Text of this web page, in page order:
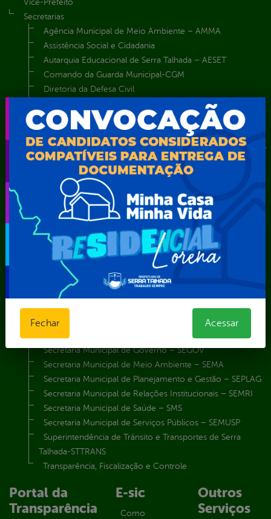
Vice-Prefeito
Secretarias
Agência Municipal de Meio Ambiente – AMMA
Assistência Social e Cidadania
Autarquia Educacional de Serra Talhada – AESET
Comando da Guarda Municipal-CGM
Diretoria da Defesa Civil
FUNDAÇÃO CULTURAL DE SERRA TALHADA
Gabinete da Prefeita
Gabinete do Vice-Prefeito
Instituto de Previdência Própria dos Servidores Públicos do
Município de Serra Talhada-IPPS
Obras e Infraestrutura
Procuradoria Geral do Município
Secretaria de Comunicação Social e Audiovisual
Secretaria de Desenvolvimento Econômico e Turismo
Secretaria de Iluminação Pública e Energia Elétrica
Secretaria Municipal da Mulher – SEMU
Secretaria Municipal de Administração – SAD
Secretaria Municipal de Agricultura e Recursos Hídricos –
SEMARH / Secretaria de Agricultura Familiar – SEMAF
Secretaria Municipal de Educação – SEST
Secretaria Municipal de Esporte e Lazer – SEMEL
Secretaria Municipal de Finanças – SECFIN
Secretaria Municipal de Governo – SEGOV
Secretaria Municipal de Meio Ambiente – SEMA
Secretaria Municipal de Planejamento e Gestão – SEPLAG
Secretaria Municipal de Relações Institucionais – SEMRI
Secretaria Municipal de Saúde – SMS
Secretaria Municipal de Serviços Públicos – SEMUSP
Superintendência de Trânsito e Transportes de Serra
Talhada-STTRANS
Transparência, Fiscalização e Controle
Portal da
Transparência
E-sic
Como
Outros
Serviços
Fechar Acessar